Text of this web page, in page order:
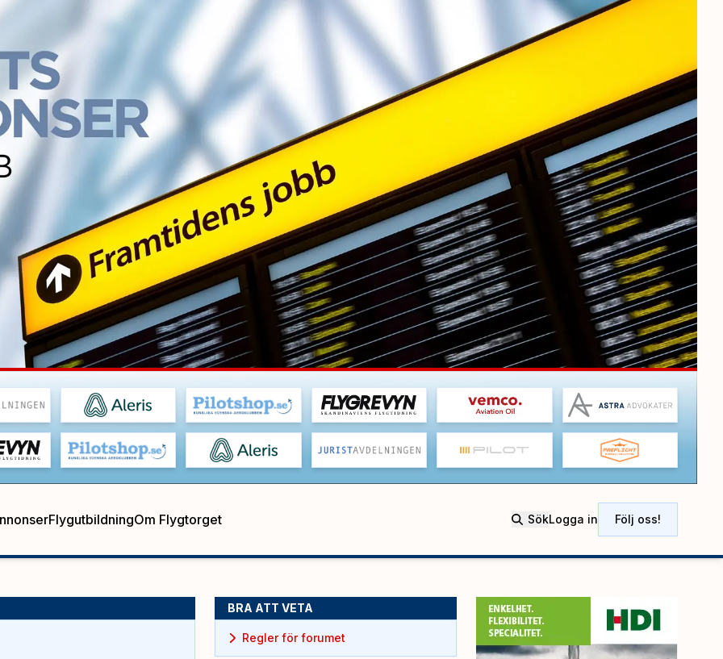
FlygutbildningOm Flygtorget SökLogga in Följ oss!
BRA ATT VETA
Regler för forumet